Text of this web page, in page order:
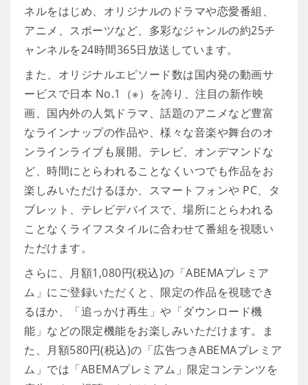
ネルをはじめ、オリジナルのドラマや恋愛番組、
アニメ、スポーツなど、多彩なジャンルの約25チ
ャンネルを24時間365日放送しています。
また、オリジナルエピソード数は国内発の動画サ
ービスで日本 No.1（※）を誇り、注目の新作映
画、国内外の人気ドラマ、話題のアニメなど豊富
なラインナップの作品や、様々な音楽や舞台のオ
ンラインライブも展開。テレビ、オンデマンドな
ど、時間にとらわれることなくいつでも作品をお
楽しみいただけるほか、スマートフォンや PC、タ
ブレット、テレビデバイスで、場所にとらわれる
ことなくライフスタイルに合わせて番組を視聴い
ただけます。
さらに、月額1,080円(税込)の「ABEMAプレミア
ム」にご登録いただくと、限定の作品を視聴でき
るほか、「追っかけ再生」や「ダウンロード機
能」などの限定機能をお楽しみいただけます。ま
た、月額580円(税込)の「広告つきABEMAプレミア
ム」では「ABEMAプレミアム」限定コンテンツを